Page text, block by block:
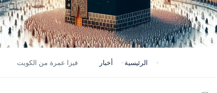
الرئيسية أخبار فيزا عمرة من الكويت